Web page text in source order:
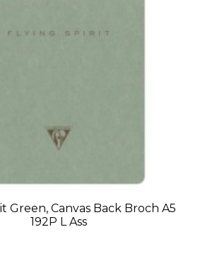
Green, Canvas Back Broch A5
192P L Ass